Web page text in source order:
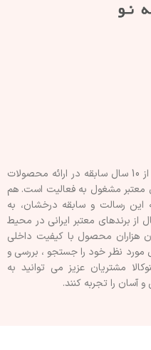
مجموعه فروشگاه آنلاین اَبنوکالا با بیش از 10 سال سابقه در ارائه محصولات
معتبر مشغول به فعاليت است. هم
اين رسالت و سابقه درخشان، به
از برندهای معتبر ايرانی در محيط
هزاران محصول با کيفيت داخلی
نظر خود را جستجو ، بررسی و
مشتريان عزیز می توانيد به
آسان را تجربه کنند.